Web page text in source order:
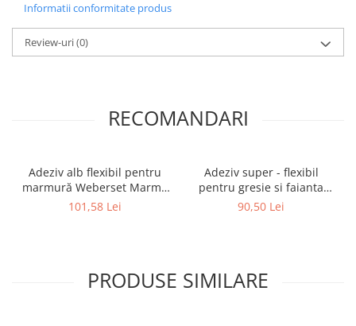
Informatii conformitate produs
Review-uri(0)
RECOMANDARI
Adeziv alb flexibil pentru
marmură Weberset Marmo
Plus, 25 kg
101,58 Lei
Adeziv super - flexibil
pentru gresie si faianta
Ceresit CM 17, interior /
90,50 Lei
PRODUSE SIMILARE